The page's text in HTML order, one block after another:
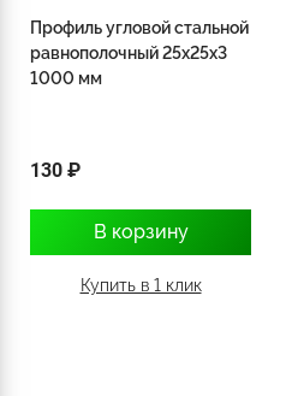
Профиль угловой стальной
равнополочный 25х25х3
1000 мм
130 ₽
В корзину
Купить в 1 клик